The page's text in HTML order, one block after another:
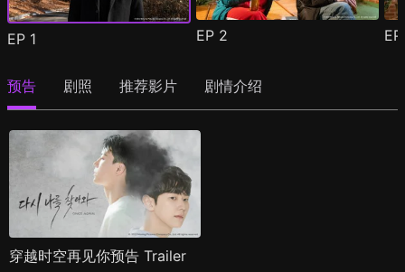
EP 1 EP 2
预告 剧照 推荐影片 剧情介绍
穿越时空再见你预告 Trailer